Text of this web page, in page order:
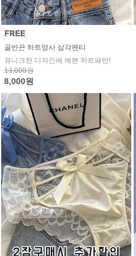
골반끈 하트망사 삼각팬티
유니크한 디자인에 예쁜 하트패턴!
13,000원
8,000원